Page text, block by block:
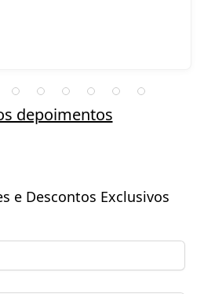
depoimentos
e Descontos Exclusivos